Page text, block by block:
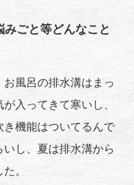
ごと等どんなこと
風呂の排水溝はまっ
入ってきて寒いし、
き機能はついてるんで
し、夏は排水溝から
。